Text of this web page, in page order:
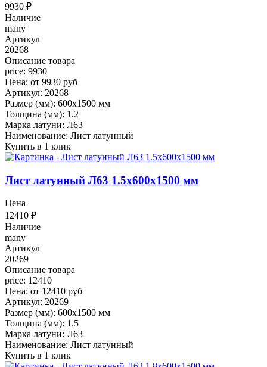
9930 ₽
Наличие
many
Артикул
20268
Описание товара
price: 9930
Цена: от 9930 руб
Артикул: 20268
Размер (мм): 600x1500 мм
Толщина (мм): 1.2
Марка латуни: Л63
Наименование: Лист латунный
Купить в 1 клик
Лист латунный Л63 1.5x600x1500 мм
Цена
12410 ₽
Наличие
many
Артикул
20269
Описание товара
price: 12410
Цена: от 12410 руб
Артикул: 20269
Размер (мм): 600x1500 мм
Толщина (мм): 1.5
Марка латуни: Л63
Наименование: Лист латунный
Купить в 1 клик